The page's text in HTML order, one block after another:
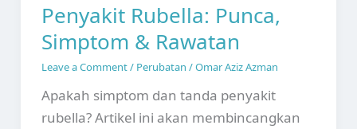
Penyakit Rubella: Punca,
Simptom & Rawatan
Leave a Comment/ Perubatan /Omar Aziz Azman
Apakah simptom dan tanda penyakit
rubella? Artikel ini akan membincangkan